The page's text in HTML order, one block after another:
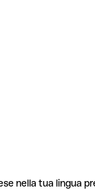
nella tua lingua